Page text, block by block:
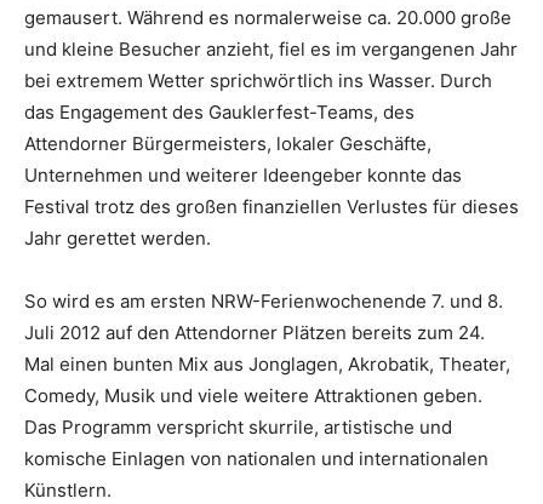
gemausert. Während es normalerweise ca. 20.000 große
und kleine Besucher anzieht, fiel es im vergangenen Jahr
bei extremem Wetter sprichwörtlich ins Wasser. Durch
das Engagement des Gauklerfest-Teams, des
Attendorner Bürgermeisters, lokaler Geschäfte,
Unternehmen und weiterer Ideengeber konnte das
Festival trotz des großen finanziellen Verlustes für dieses
Jahr gerettet werden.
So wird es am ersten NRW-Ferienwochenende 7. und 8.
Juli 2012 auf den Attendorner Plätzen bereits zum 24.
Mal einen bunten Mix aus Jonglagen, Akrobatik, Theater,
Comedy, Musik und viele weitere Attraktionen geben.
Das Programm verspricht skurrile, artistische und
komische Einlagen von nationalen und internationalen
Künstlern.